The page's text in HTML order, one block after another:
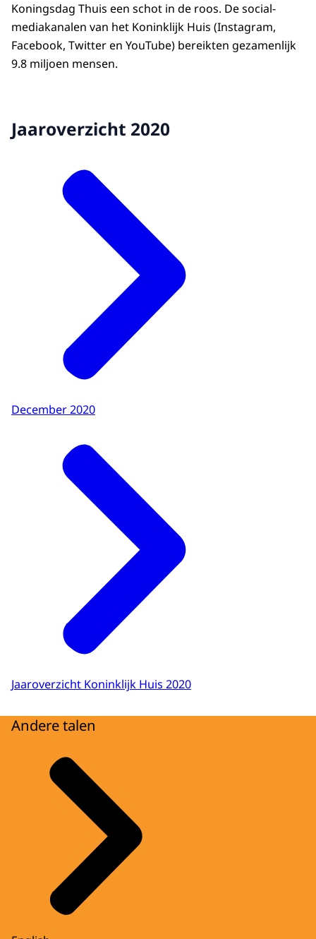
Koningsdag Thuis een schot in de roos. De social-
mediakanalen van het Koninklijk Huis (Instagram,
Facebook, Twitter en YouTube) bereikten gezamenlijk
9.8 miljoen mensen.
Jaaroverzicht 2020
December 2020
Jaaroverzicht Koninklijk Huis 2020
Andere talen